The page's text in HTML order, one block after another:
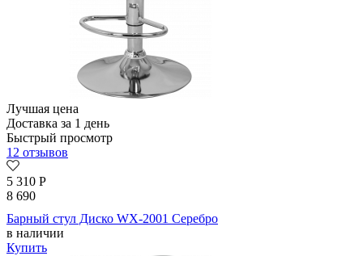
Лучшая цена
Доставка за 1 день
Быстрый просмотр
12 отзывов
5 310 Р
8 690
Барный стул Диско WX-2001 Серебро
в наличии
Купить